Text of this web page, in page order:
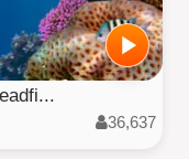
36,637